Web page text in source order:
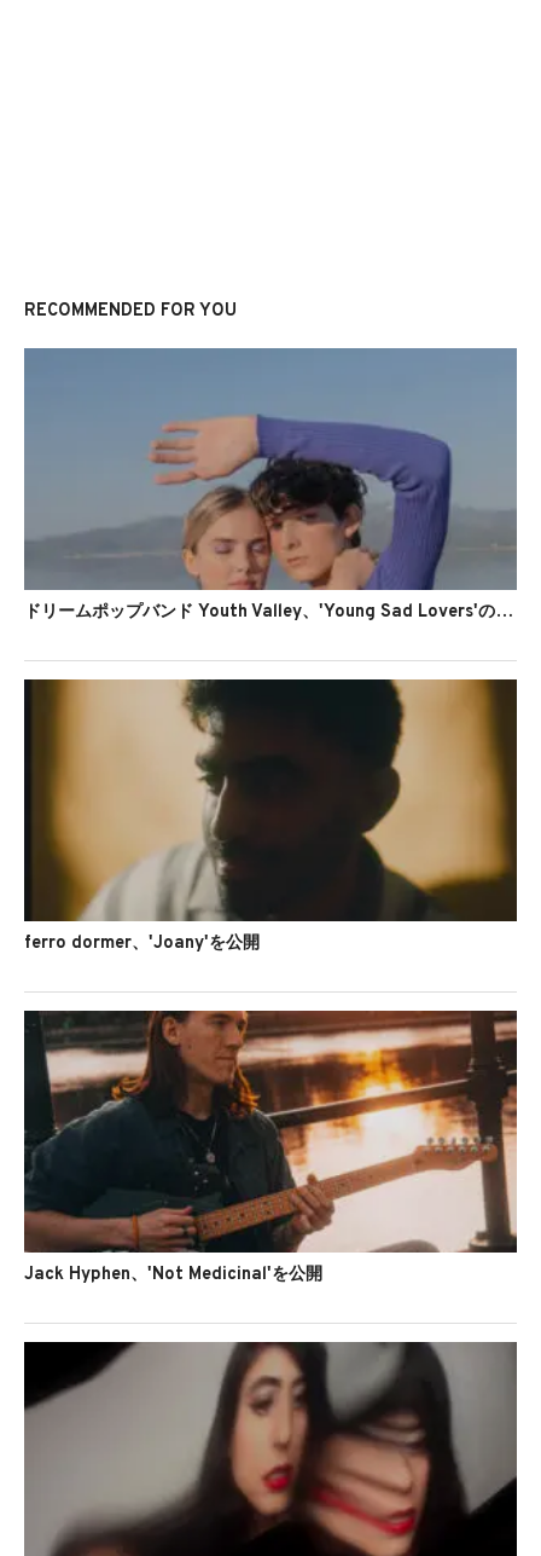
RECOMMENDED FOR YOU
ドリームポップバンド Youth Valley、'Young Sad Lovers'のMVを公開
ferro dormer、'Joany'を公開
Jack Hyphen、'Not Medicinal'を公開